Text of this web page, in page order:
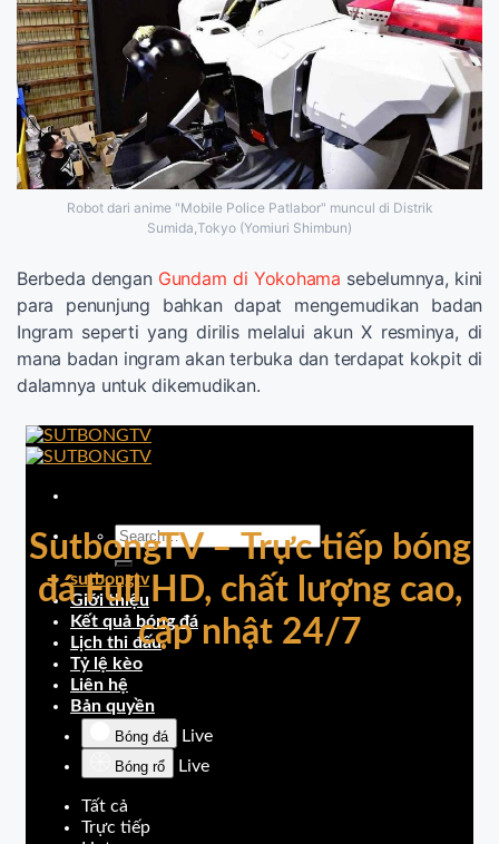
Robot dari anime "Mobile Police Patlabor" muncul di Distrik
Sumida,Tokyo (Yomiuri Shimbun)
Berbeda dengan Gundam di Yokohama sebelumnya, kini
para penunjung bahkan dapat mengemudikan badan
Ingram seperti yang dirilis melalui akun X resminya, di
mana badan ingram akan terbuka dan terdapat kokpit di
dalamnya untuk dikemudikan.